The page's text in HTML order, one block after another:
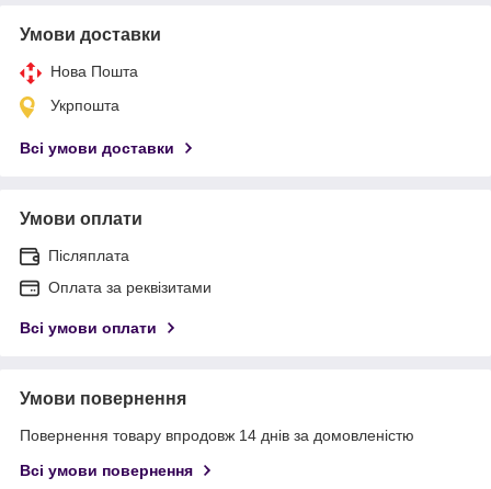
Умови доставки
Нова Пошта
Укрпошта
Всі умови доставки
Умови оплати
Післяплата
Оплата за реквізитами
Всі умови оплати
Умови повернення
Повернення товару впродовж 14 днів за домовленістю
Всі умови повернення